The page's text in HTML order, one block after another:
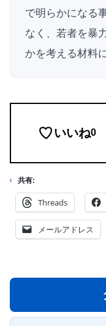
で明らかになる
なく、若者を暴
かを考える材料
いいね0
共有:
Threads
メールアドレス